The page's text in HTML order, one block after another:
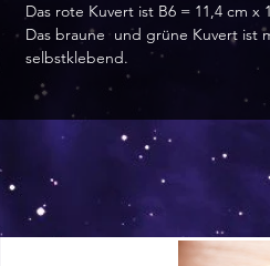
Das rote Kuvert ist B6 = 11,4 cm
Das braune und grüne Kuvert ist
selbstklebend.